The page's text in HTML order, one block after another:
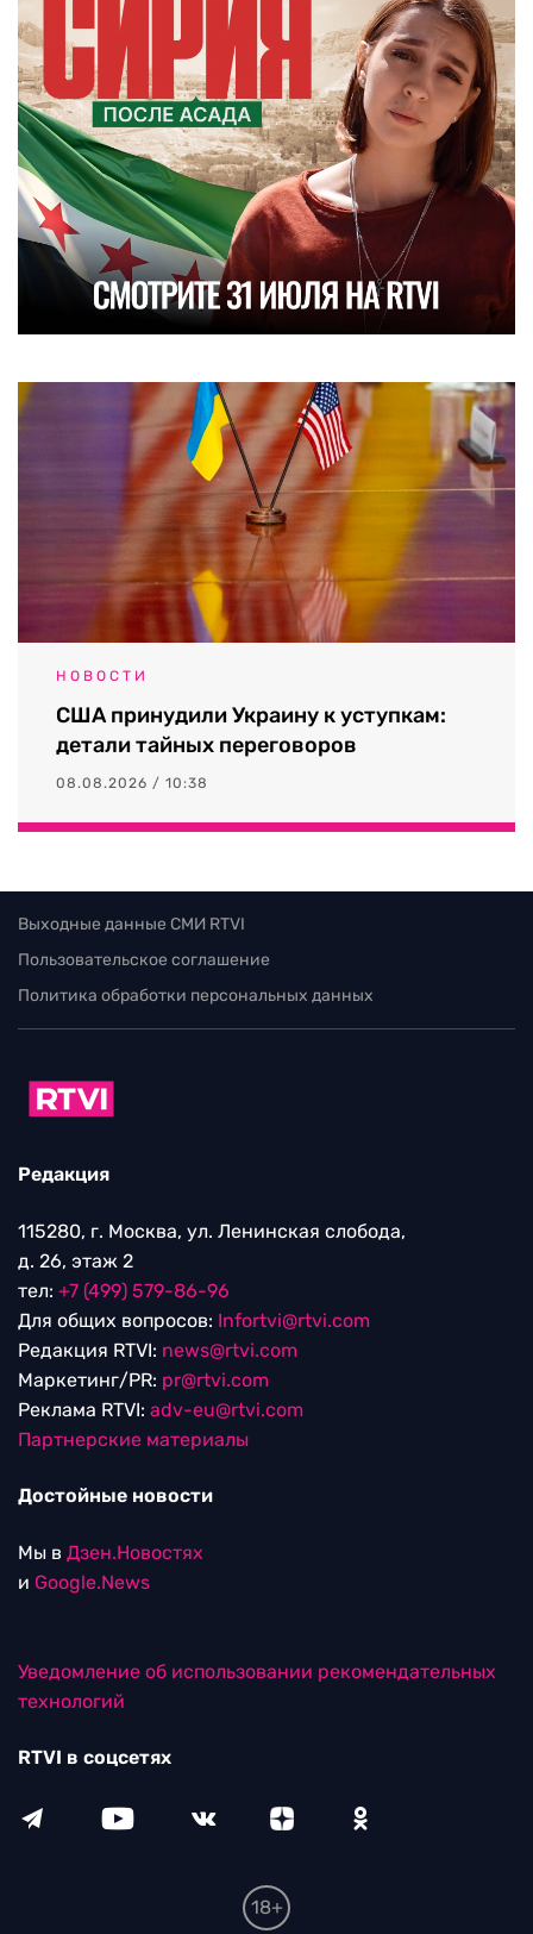
НОВОСТИ
США принудили Украину к уступкам:
детали тайных переговоров
08.08.2026 / 10:38
Выходные данные СМИ RTVI
Пользовательское соглашение
Политика обработки персональных данных
Редакция
115280, г. Москва, ул. Ленинская слобода,
д. 26, этаж 2
тел: +7 (499) 579-86-96
Для общих вопросов: Infortvi@rtvi.com
Редакция RTVI: news@rtvi.com
Маркетинг/PR: pr@rtvi.com
Реклама RTVI: adv-eu@rtvi.com
Партнерские материалы
Достойные новости
Мы в Дзен.Новостях
и Google.News
Уведомление об использовании рекомендательных
технологий
RTVI в соцсетях
18+